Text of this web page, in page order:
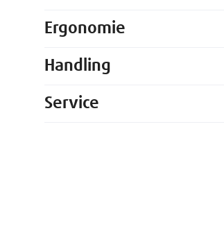
Ergonomie
Handling
Service